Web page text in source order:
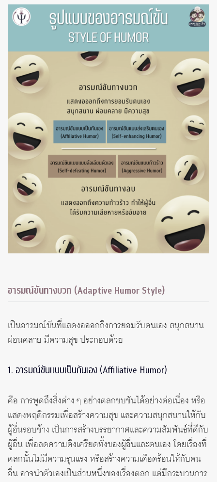
อารมณ์ขันทางบวก (Adaptive Humor Style)
เป็นอารมณ์ขันที่แสดงอออกถึงการยอมรับตนเอง สนุกสนาน
ผ่อนคลาย มีความสุข ประกอบด้วย
1. อารมณ์ขันแบบเป็นกันเอง (Affiliative Humor)
คือ การพูดถึงสิ่งต่าง ๆ อย่างตลกขบขันได้อย่างต่อเนื่อง หรือ
แสดงพฤติกรรมเพื่อสร้างความสุข และความสนุกสนานให้กับ
ผู้อื่นรอบข้าง เป็นการสร้างบรรยากาศและความสัมพันธ์ที่ดีกับ
ผู้อื่น เพื่อลดความตึงเครียดทั้งของผู้อื่นและตนเอง โดยเรื่องที่
ตลกนั้นไม่มีความรุนแรง หรือสร้างความเดือดร้อนให้กับคน
อื่น อาจนำตัวเองเป็นส่วนหนึ่งของเรื่องตลก แต่มีกระบวนการ